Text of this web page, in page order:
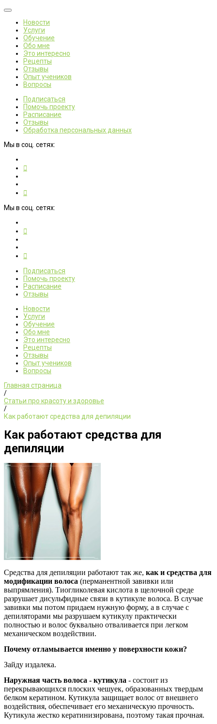
Новости
Услуги
Обучение
Обо мне
Это интересно
Рецепты
Отзывы
Опыт учеников
Вопросы
Подписаться
Помочь проекту
Расписание
Отзывы
Обработка персональных данных
Мы в соц. сетях:
Мы в соц. сетях:
Подписаться
Помочь проекту
Расписание
Отзывы
Новости
Услуги
Обучение
Обо мне
Это интересно
Рецепты
Отзывы
Опыт учеников
Вопросы
Главная страница
/
Статьи про красоту и здоровье
/
Как работают средства для депиляции
Как работают средства для
депиляции
Средства для депиляции работают так же, как и средства для
модификации волоса (перманентной завивки или
выпрямления). Тиогликолевая кислота в щелочной среде
разрушает дисульфидные связи в кутикуле волоса. В случае
завивки мы потом придаем нужную форму, а в случае с
депиляторами мы разрушаем кутикулу практически
полностью и волос буквально отваливается при легком
механическом воздействии.
Почему отламывается именно у поверхности кожи?
Зайду издалека.
Наружная часть волоса - кутикула - состоит из
перекрывающихся плоских чешуек, образованных твердым
белком кератином. Кутикула защищает волос от внешнего
воздействия, обеспечивает его механическую прочность.
Кутикула жестко кератинизирована, поэтому такая прочная.